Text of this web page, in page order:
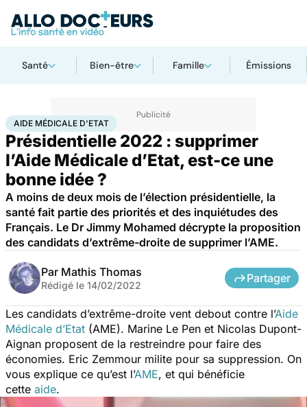
Santé Bien-être Famille Émissions
AccueilSantéSociétéSanté publiqueAide médicale d'Etat
AIDE MÉDICALE D'ETAT
Présidentielle 2022 : supprimer
l’Aide Médicale d’Etat, est-ce une
bonne idée ?
A moins de deux mois de l’élection présidentielle, la
santé fait partie des priorités et des inquiétudes des
Français. Le Dr Jimmy Mohamed décrypte la proposition
des candidats d’extrême-droite de supprimer l’AME.
Par Mathis Thomas
Rédigé le 14/02/2022
Partager
Les candidats d’extrême-droite vent debout contre l’Aide
Médicale d’Etat (AME). Marine Le Pen et Nicolas Dupont-
Aignan proposent de la restreindre pour faire des
économies. Eric Zemmour milite pour sa suppression. On
vous explique ce qu’est l’AME, et qui bénéficie
cette aide.